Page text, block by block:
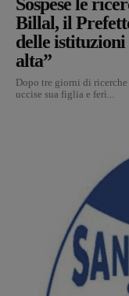
Billal, il
delle istituzioni
alta”
Dopo tre giorni di
uccise sua figlia e ferì...